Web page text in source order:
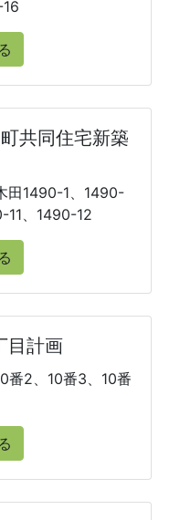
共同住宅新築
田1490-1、1490-
、1490-12
目計画
番2、10番3、10番